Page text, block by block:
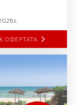
г.
ОФЕРТАТА